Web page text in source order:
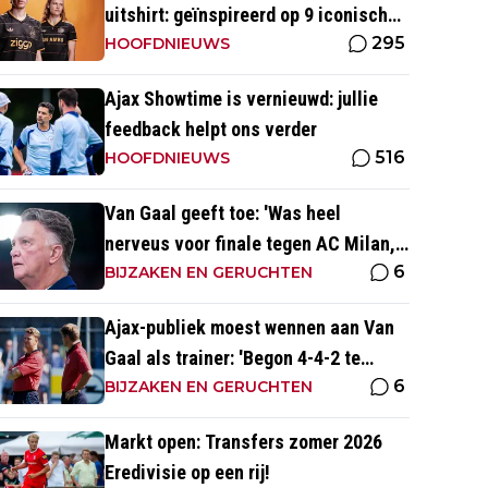
uitshirt: geïnspireerd op 9 iconische
momenten uit clubhistorie
HOOFDNIEUWS 295
Ajax Showtime is vernieuwd: jullie
feedback helpt ons verder
HOOFDNIEUWS 516
Van Gaal geeft toe: 'Was heel
nerveus voor finale tegen AC Milan,
wist dat ze zich zouden aanpassen'
BIJZAKEN EN GERUCHTEN 6
Ajax-publiek moest wennen aan Van
Gaal als trainer: 'Begon 4-4-2 te
spelen, vloeken in de kerk'
BIJZAKEN EN GERUCHTEN 6
Markt open: Transfers zomer 2026
Eredivisie op een rij!